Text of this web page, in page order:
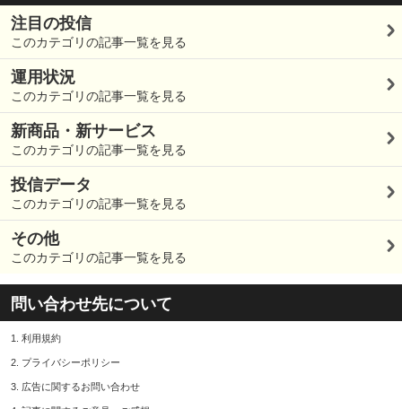
注目の投信
このカテゴリの記事一覧を見る
運用状況
このカテゴリの記事一覧を見る
新商品・新サービス
このカテゴリの記事一覧を見る
投信データ
このカテゴリの記事一覧を見る
その他
このカテゴリの記事一覧を見る
問い合わせ先について
1. 利用規約
2. プライバシーポリシー
3. 広告に関するお問い合わせ